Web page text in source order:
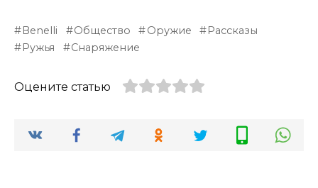
Benelli Общество Оружие
Рассказы
Ружья
Снаряжение
Оцените статью